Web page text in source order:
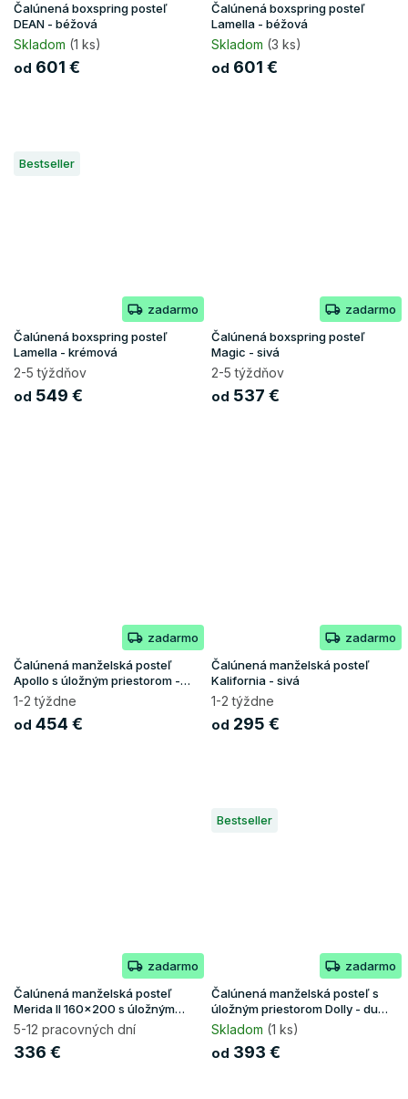
Čalúnená boxspring posteľ
DEAN - béžová
Skladom (1 ks)
od 601 €
Čalúnená boxspring posteľ
Lamella - béžová
Skladom (3 ks)
od 601 €
Bestseller
zadarmo
Čalúnená boxspring posteľ
Lamella - krémová
2-5 týždňov
od 549 €
zadarmo
Čalúnená boxspring posteľ
Magic - sivá
2-5 týždňov
od 537 €
zadarmo
Čalúnená manželská posteľ
Apollo s úložným priestorom -
sivá
1-2 týždne
od 454 €
zadarmo
Čalúnená manželská posteľ
Kalifornia - sivá
1-2 týždne
od 295 €
zadarmo
Čalúnená manželská posteľ
Merida II 160x200 s úložným
priestorom - béžová
5-12 pracovných dní
336 €
Bestseller
zadarmo
Čalúnená manželská posteľ s
úložným priestorom Dolly - dub
craft/biela
Skladom (1 ks)
od 393 €